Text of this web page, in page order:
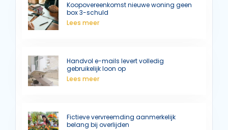
Koopovereenkomst nieuwe woning geen
box 3-schuld
Lees meer
Handvol e-mails levert volledig
gebruikelijk loon op
Lees meer
Fictieve vervreemding aanmerkelijk
belang bij overlijden